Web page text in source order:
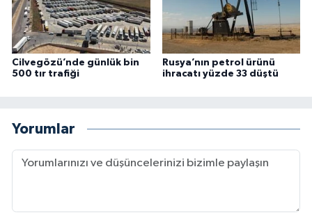
Cilvegözü’nde günlük bin
500 tır trafiği
Rusya’nın petrol ürünü
ihracatı yüzde 33 düştü
Yorumlar